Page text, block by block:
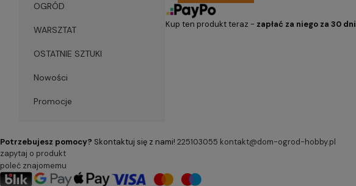
OGRÓD
WARSZTAT
OSTATNIE SZTUKI
Nowości
Promocje
Kup ten produkt teraz - zapłać za niego za 30 dni
Potrzebujesz pomocy? Skontaktuj się z nami! 225103055 kontakt@dom-ogrod-hobby.pl
zapytaj o produkt
poleć znajomemu